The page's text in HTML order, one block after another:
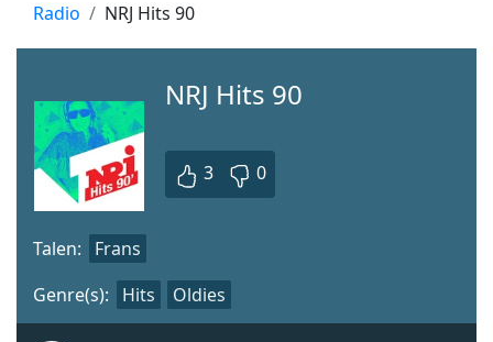
Radio NRJ Hits 90
NRJ Hits 90
3 0
Genre(s): Hits Oldies
Talen: Frans